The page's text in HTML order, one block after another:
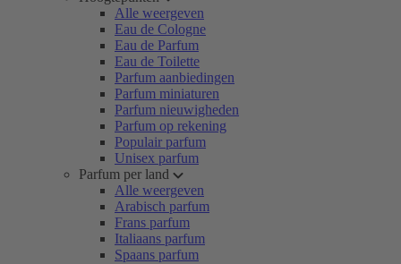
Alle weergeven
Eau de Cologne
Eau de Parfum
Eau de Toilette
Parfum aanbiedingen
Parfum miniaturen
Parfum nieuwigheden
Parfum op rekening
Populair parfum
Unisex parfum
Parfum per land
Alle weergeven
Arabisch parfum
Frans parfum
Italiaans parfum
Spaans parfum